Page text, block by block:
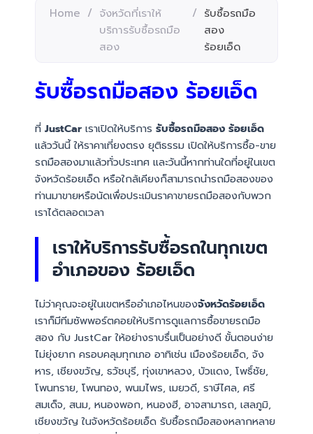
Home / จังหวัดที่เราให้
บริการรับซื้อรถมือ
สอง
/ รับซื้อรถมือ
สอง
ร้อยเอ็ด
รับซื้อรถมือสอง ร้อยเอ็ด
ที่ JustCar เราเปิดให้บริการ รับซื้อรถมือสอง ร้อยเอ็ด
แล้ววันนี้ ให้ราคาเที่ยงตรง ยุติธรรม เปิดให้บริการซื้อ-ขาย
รถมือสองมาแล้วทั่วประเทศ และวันนี้หากท่านใดที่อยู่ในเขต
จังหวัดร้อยเอ็ด หรือใกล้เคียงก็สามารถนำรถมือสองของ
ท่านมาขายหรือนัดเพื่อประเมินราคาขายรถมือสองกับพวก
เราได้ตลอดเวลา
เราให้บริการรับซื้อรถในทุกเขต
อำเภอของ ร้อยเอ็ด
ไม่ว่าคุณจะอยู่ในเขตหรืออำเภอไหนของจังหวัดร้อยเอ็ด
เราก็มีทีมซัพพอร์ตคอยให้บริการดูแลการซื้อขายรถมือ
สอง กับ JustCar ให้อย่างราบรื่นเป็นอย่างดี ขั้นตอนง่าย
ไม่ยุ่งยาก ครอบคลุมทุกเภอ อาทิเช่น เมืองร้อยเอ็ด, จัง
หาร, เชียงขวัญ, ธวัชบุรี, ทุ่งเขาหลวง, บัวแดง, โพธิ์ชัย,
โพนทราย, โพนทอง, พนมไพร, เมยวดี, ราษีไศล, ศรี
สมเด็จ, สนม, หนองพอก, หนองฮี, อาจสามารถ, เสลภูมิ,
เชียงขวัญ ในจังหวัดร้อยเอ็ด รับซื้อรถมือสองหลากหลาย